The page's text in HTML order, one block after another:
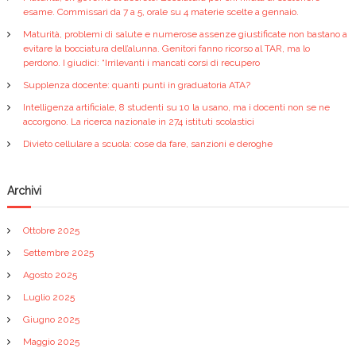
i
n
e
r
t
i
c
esame. Commissari da 7 a 5, orale su 4 materie scelte a gennaio.
Maturità, problemi di salute e numerose assenze giustificate non bastano a
evitare la bocciatura dell’alunna. Genitori fanno ricorso al TAR, ma lo
perdono. I giudici: “Irrilevanti i mancati corsi di recupero
Supplenza docente: quanti punti in graduatoria ATA?
Intelligenza artificiale, 8 studenti su 10 la usano, ma i docenti non se ne
accorgono. La ricerca nazionale in 274 istituti scolastici
Divieto cellulare a scuola: cose da fare, sanzioni e deroghe
Archivi
Ottobre 2025
Settembre 2025
Agosto 2025
Luglio 2025
Giugno 2025
Maggio 2025